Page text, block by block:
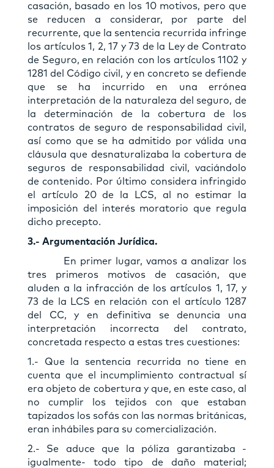
casación, basado en los 10 motivos, pero que
se reducen a considerar, por parte del
recurrente, que la sentencia recurrida infringe
los artículos 1, 2, 17 y 73 de la Ley de Contrato
de Seguro, en relación con los artículos 1102 y
1281 del Código civil, y en concreto se defiende
que se ha incurrido en una errónea
interpretación de la naturaleza del seguro, de
la determinación de la cobertura de los
contratos de seguro de responsabilidad civil,
así como que se ha admitido por válida una
cláusula que desnaturalizaba la cobertura de
seguros de responsabilidad civil, vaciándolo
de contenido. Por último considera infringido
el artículo 20 de la LCS, al no estimar la
imposición del interés moratorio que regula
dicho precepto.
3.- Argumentación Jurídica.
En primer lugar, vamos a analizar los
tres primeros motivos de casación, que
aluden a la infracción de los artículos 1, 17, y
73 de la LCS en relación con el artículo 1287
del CC, y en definitiva se denuncia una
interpretación incorrecta del contrato,
concretada respecto a estas tres cuestiones:
1.- Que la sentencia recurrida no tiene en
cuenta que el incumplimiento contractual sí
era objeto de cobertura y que, en este caso, al
no cumplir los tejidos con que estaban
tapizados los sofás con las normas británicas,
eran inhábiles para su comercialización.
2.- Se aduce que la póliza garantizaba -
igualmente- todo tipo de daño material;